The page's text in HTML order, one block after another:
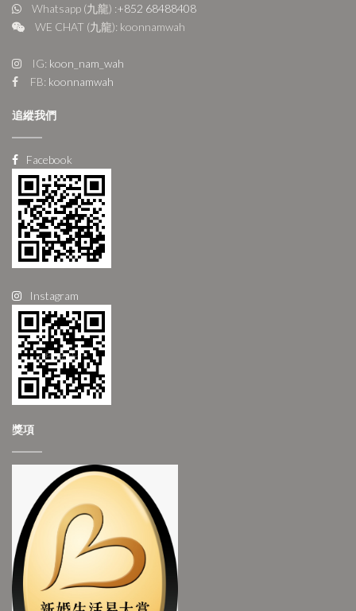
Whatsapp (九龍) :+852 68488408
WE CHAT (九龍): koonnamwah
IG: koon_nam_wah
FB: koonnamwah
追縱我們
Facebook
Instagram
獎項